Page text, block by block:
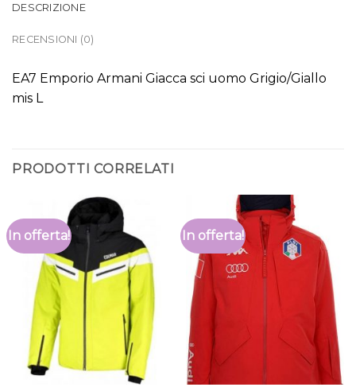
DESCRIZIONE
RECENSIONI (0)
EA7 Emporio Armani Giacca sci uomo Grigio/Giallo
mis L
PRODOTTI CORRELATI
In offerta! In offerta!